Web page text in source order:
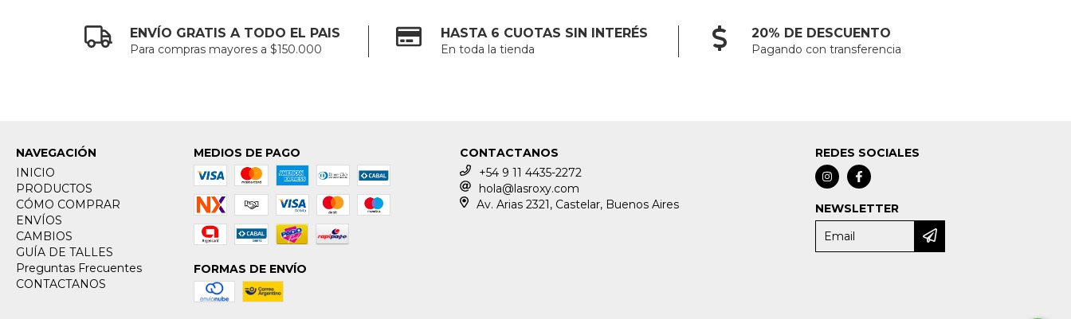
ENVÍO GRATIS A TODO EL PAIS
Para compras mayores a $150.000
HASTA 6 CUOTAS SIN INTERÉS
En toda la tienda
20% DE DESCUENTO
Pagando con transferencia
NAVEGACIÓN
INICIO
PRODUCTOS
CÓMO COMPRAR
ENVÍOS
CAMBIOS
GUÍA DE TALLES
Preguntas Frecuentes
CONTACTANOS
MEDIOS DE PAGO
FORMAS DE ENVÍO
CONTACTANOS
+54 9 11 4435-2272
hola@lasroxy.com
Av. Arias 2321, Castelar, Buenos Aires
REDES SOCIALES
NEWSLETTER